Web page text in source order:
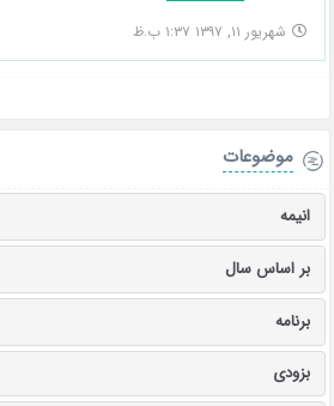
شهریور ۱۱, ۱۳۹۷ ۱:۳۷ ب.ظ
موضوعات
انیمه
بر اساس سال
برنامه
بزودی